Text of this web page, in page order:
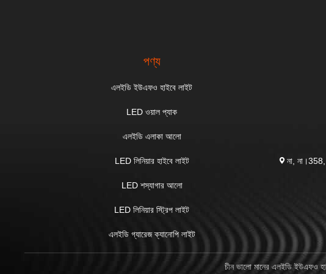
পণ্য
এলইডি ইউএফও হাইবে লাইট
LED ওয়াল প্যাক
এলইডি এলাকা আলো
LED লিনিয়ার হাইবে লাইট
LED শস্যাগার আলো
LED লিনিয়ার স্ট্রিপ লাইট
এলইডি গ্যারেজ ক্যানোপি লাইট
না, না।358,
চীন ভালো মানের এলইডি ইউএফও